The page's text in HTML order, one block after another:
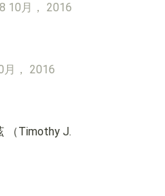
10月， 2016
月， 2016
（Timothy J.